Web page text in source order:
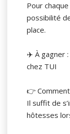
Pour
possibilité
place.
✈️ À gagner :
chez TUI
👉
Il suffit de
hôtesses